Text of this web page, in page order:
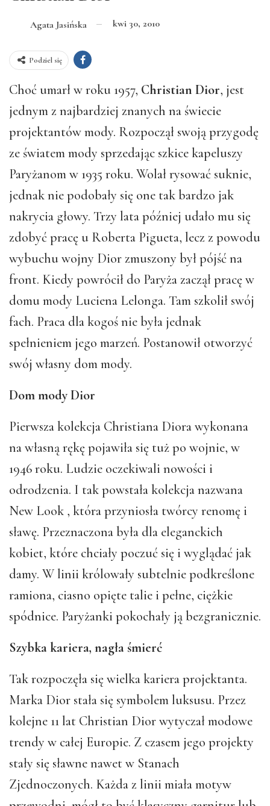
Agata Jasińska kwi 30, 2010
Podziel się
Choć umarł w roku 1957, Christian Dior, jest
jednym z najbardziej znanych na świecie
projektantów mody. Rozpoczął swoją przygodę
ze światem mody sprzedając szkice kapeluszy
Paryżanom w 1935 roku. Wolał rysować suknie,
jednak nie podobały się one tak bardzo jak
nakrycia głowy. Trzy lata później udało mu się
zdobyć pracę u Roberta Pigueta, lecz z powodu
wybuchu wojny Dior zmuszony był pójść na
front. Kiedy powrócił do Paryża zaczął pracę w
domu mody Luciena Lelonga. Tam szkolił swój
fach. Praca dla kogoś nie była jednak
spełnieniem jego marzeń. Postanowił otworzyć
swój własny dom mody.
Dom mody Dior
Pierwsza kolekcja Christiana Diora wykonana
na własną rękę pojawiła się tuż po wojnie, w
1946 roku. Ludzie oczekiwali nowości i
odrodzenia. I tak powstała kolekcja nazwana
New Look , która przyniosła twórcy renomę i
sławę. Przeznaczona była dla eleganckich
kobiet, które chciały poczuć się i wyglądać jak
damy. W linii królowały subtelnie podkreślone
ramiona, ciasno opięte talie i pełne, ciężkie
spódnice. Paryżanki pokochały ją bezgranicznie.
Szybka kariera, nagła śmierć
Tak rozpoczęła się wielka kariera projektanta.
Marka Dior stała się symbolem luksusu. Przez
kolejne 11 lat Christian Dior wytyczał modowe
trendy w całej Europie. Z czasem jego projekty
stały się sławne nawet w Stanach
Zjednoczonych. Każda z linii miała motyw